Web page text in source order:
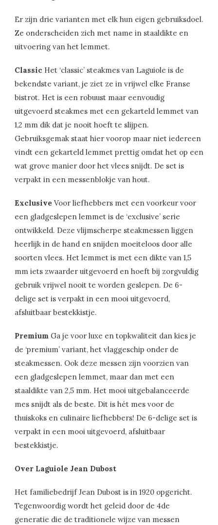
Er zijn drie varianten met elk hun eigen gebruiksdoel.
Ze onderscheiden zich met name in staaldikte en
uitvoering van het lemmet.
Classic Het ‘classic’ steakmes van Laguiole is de
bekendste variant, je ziet ze in vrijwel elke Franse
bistrot. Het is een robuust maar eenvoudig
uitgevoerd steakmes met een gekarteld lemmet van
1,2 mm dik dat je nooit hoeft te slijpen.
Gebruiksgemak staat hier voorop maar niet iedereen
vindt een gekarteld lemmet prettig omdat het op een
wat grove manier door het vlees snijdt. De set is
verpakt in een messenblokje van hout.
Exclusive Voor liefhebbers met een voorkeur voor
een gladgeslepen lemmet is de ‘exclusive’ serie
ontwikkeld. Deze vlijmscherpe steakmessen liggen
heerlijk in de hand en snijden moeiteloos door alle
soorten vlees. Het lemmet is met een dikte van 1,5
mm iets zwaarder uitgevoerd en hoeft bij zorgvuldig
gebruik vrijwel nooit te worden geslepen. De 6-
delige set is verpakt in een mooi uitgevoerd,
afsluitbaar bestekkistje.
Premium Ga je voor luxe en topkwaliteit dan kies je
de ‘premium’ variant, het vlaggeschip onder de
steakmessen. Ook deze messen zijn voorzien van
een gladgeslepen lemmet, maar dan met een
staaldikte van 2,5 mm. Het mooi uitgebalanceerde
mes snijdt als de beste. Dit is hét mes voor de
thuiskoks en culinaire liefhebbers! De 6-delige set is
verpakt in een mooi uitgevoerd, afsluitbaar
bestekkistje.
Over Laguiole Jean Dubost
Het familiebedrijf Jean Dubost is in 1920 opgericht.
Tegenwoordig wordt het geleid door de 4de
generatie die de traditionele wijze van messen